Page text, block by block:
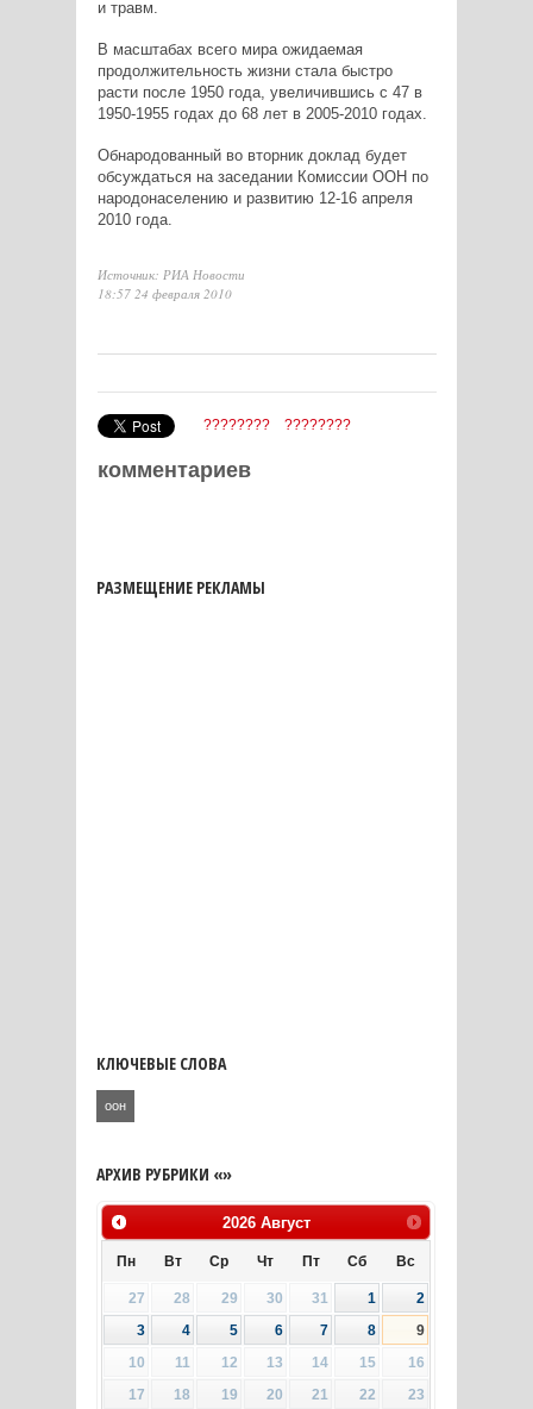
и травм.
В масштабах всего мира ожидаемая
продолжительность жизни стала быстро
расти после 1950 года, увеличившись с 47 в
1950-1955 годах до 68 лет в 2005-2010 годах.
Обнародованный во вторник доклад будет
обсуждаться на заседании Комиссии ООН по
народонаселению и развитию 12-16 апреля
2010 года.
Источник: РИА Новости
18:57 24 февраля 2010
???????? ????????
комментариев
РАЗМЕЩЕНИЕ РЕКЛАМЫ
КЛЮЧЕВЫЕ СЛОВА
оон
АРХИВ РУБРИКИ «»
2026 Август
Пн Вт Ср Чт Пт Сб Вс
27 28 29 30 31 1
2
3
4 5 6 7 8
9
10
11 12 13 14 15
16
17
18 19 20 21 22
23